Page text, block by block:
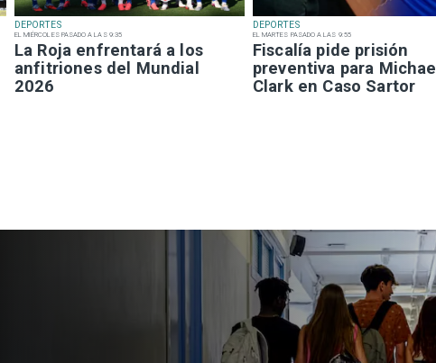
DEPORTES
EL MIÉRCOLES PASADO A LAS 9:35
La Roja enfrentará a los
anfitriones del Mundial
2026
DEPORTES
EL MARTES PASADO A LAS 9:55
Fiscalía pide prisión
preventiva para Michael
Clark en Caso Sartor